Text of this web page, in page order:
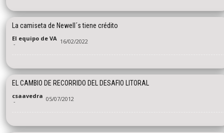
La camiseta de Newell´s tiene crédito
El equipo de VA
- 16/02/2022
EL CAMBIO DE RECORRIDO DEL DESAFIO LITORAL
csaavedra
- 05/07/2012